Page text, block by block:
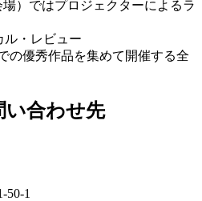
）ではプロジェクターによるラ
ル・レビュー
の優秀作品を集めて開催する全
い合わせ先
50-1